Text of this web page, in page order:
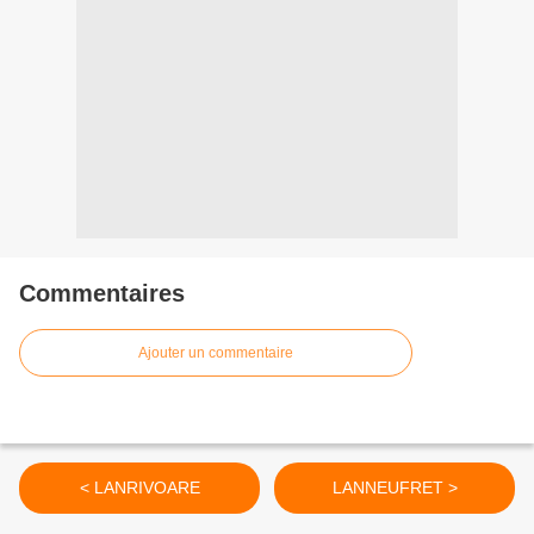
Commentaires
Ajouter un commentaire
< LANRIVOARE LANNEUFRET >